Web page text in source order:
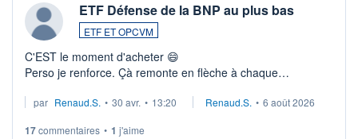
ETF Défense de la BNP au plus bas
ETF ET OPCVM
C'EST le moment d'acheter 😄​
Perso je renforce. Çà remonte en flèche à chaque
Investissement long terme tip top pour sa retraite.
par Renaud.S. • 30 avr. • 13:20 Renaud.S. • 6 août 2026
17commentaires • 1 j'aime